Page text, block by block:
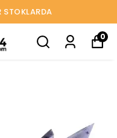
STOKLARDA
0